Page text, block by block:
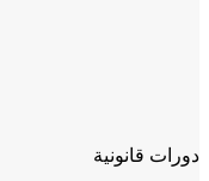
دورات قانونية